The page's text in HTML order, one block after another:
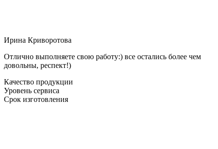
Ирина Криворотова
Отлично выполняете свою работу:) все остались более чем
довольны, респект!)
Качество продукции
Уровень сервиса
Срок изготовления